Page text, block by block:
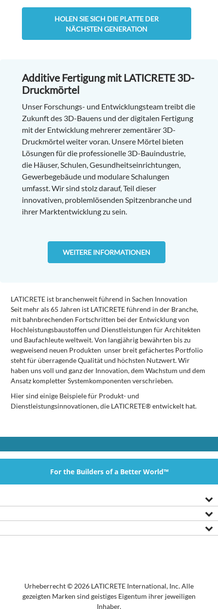
HOLEN SIE SICH DIE PLATTE DER
NÄCHSTEN GENERATION
Additive Fertigung mit LATICRETE 3D-
Druckmörtel
Unser Forschungs- und Entwicklungsteam treibt die
Zukunft des 3D-Bauens und der digitalen Fertigung
mit der Entwicklung mehrerer zementärer 3D-
Druckmörtel weiter voran. Unsere Mörtel bieten
Lösungen für die professionelle 3D-Bauindustrie,
die Häuser, Schulen, Gesundheitseinrichtungen,
Gewerbegebäude und modulare Schalungen
umfasst. Wir sind stolz darauf, Teil dieser
innovativen, problemlösenden Spitzenbranche und
ihrer Marktentwicklung zu sein.
WEITERE INFORMATIONEN
LATICRETE ist branchenweit führend in Sachen Innovation
Seit mehr als 65 Jahren ist LATICRETE führend in der Branche,
mit bahnbrechenden Fortschritten bei der Entwicklung von
Hochleistungsbaustoffen und Dienstleistungen für Architekten
und Baufachleute weltweit. Von langjährig bewährten bis zu
wegweisend neuen Produkten unser breit gefächertes Portfolio
steht für überragende Qualität und höchsten Nutzwert. Wir
haben uns voll und ganz der Innovation, dem Wachstum und dem
Ansatz kompletter Systemkomponenten verschrieben.
Hier sind einige Beispiele für Produkt- und
Dienstleistungsinnovationen, die LATICRETE® entwickelt hat.
For the Builders of a Better World™
Urheberrecht © 2026 LATICRETE International, Inc. Alle
gezeigten Marken sind geistiges Eigentum ihrer jeweiligen
Inhaber.